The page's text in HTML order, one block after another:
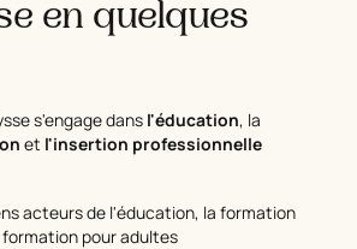
en quelques
s'engage dans l'éducation, la
et l'insertion professionnelle
acteurs de l'éducation, la formation
pour adultes